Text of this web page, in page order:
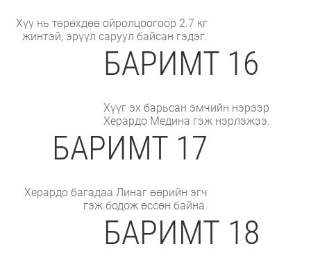
Хүү нь төрөхдөө ойролцоогоор 2.7 кг
жинтэй, эрүүл саруул байсан гэдэг.
БАРИМТ 16
Хүүг эх барьсан эмчийн нэрээр
Херардо Медина гэж нэрлэжээ.
БАРИМТ 17
Херардо багадаа Линаг өөрийн эгч
гэж бодож өссөн байна.
БАРИМТ 18